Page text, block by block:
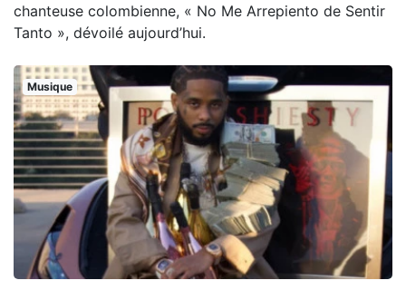
chanteuse colombienne, « No Me Arrepiento de Sentir
Tanto », dévoilé aujourd’hui.
Musique